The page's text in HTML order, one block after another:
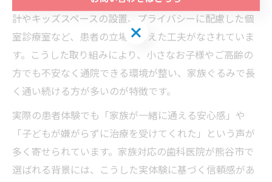
計やキッズスペースの設置、プライバシーに配慮した個
室診療室など、患者の立場を考えた工夫がなされていま
す。こうした取り組みにより、小さなお子様やご高齢の
方でも不安なく通院できる環境が整い、家族ぐるみで長
く通い続ける方が多いのが特徴です。
実際の患者体験でも「家族が一緒に通える安心感」や
「子どもが嫌がらずに治療を受けてくれた」という声が
多く寄せられています。家族対応の歯科医院が熊谷市で
選ばれる背景には、こうした実体験に基づく信頼感があ
お問い合わせはこちら